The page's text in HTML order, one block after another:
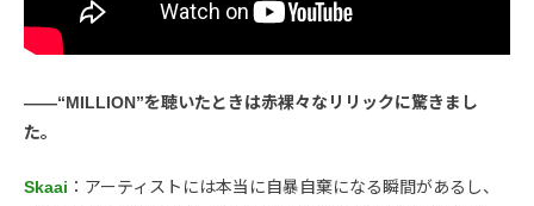
――“MILLION”を聴いたときは赤裸々なリリックに驚きまし
た。
Skaai ：アーティストには本当に自暴自棄になる瞬間があるし、